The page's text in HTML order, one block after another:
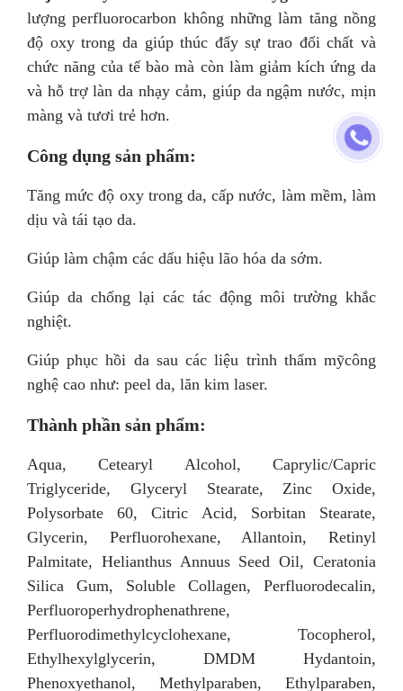
lượng perfluorocarbon không những làm tăng nồng
độ oxy trong da giúp thúc đẩy sự trao đổi chất và
chức năng của tế bào mà còn làm giảm kích ứng da
và hỗ trợ làn da nhạy cảm, giúp da ngậm nước, mịn
màng và tươi trẻ hơn.
Công dụng sản phẩm:
Tăng mức độ oxy trong da, cấp nước, làm mềm, làm
dịu và tái tạo da.
Giúp làm chậm các dấu hiệu lão hóa da sớm.
Giúp da chống lại các tác động môi trường khắc
nghiệt.
Giúp phục hồi da sau các liệu trình thẩm mỹcông
nghệ cao như: peel da, lăn kim laser.
Thành phần sản phẩm:
Aqua, Cetearyl Alcohol, Caprylic/Capric
Triglyceride, Glyceryl Stearate, Zinc Oxide,
Polysorbate 60, Citric Acid, Sorbitan Stearate,
Glycerin, Perfluorohexane, Allantoin, Retinyl
Palmitate, Helianthus Annuus Seed Oil, Ceratonia
Silica Gum, Soluble Collagen, Perfluorodecalin,
Perfluoroperhydrophenathrene,
Perfluorodimethylcyclohexane, Tocopherol,
Ethylhexylglycerin, DMDM Hydantoin,
Phenoxyethanol, Methylparaben, Ethylparaben,